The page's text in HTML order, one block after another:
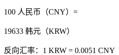
100 人民币（CNY）=
19633 韩元（KRW）
反向汇率：1 KRW = 0.0051 CNY